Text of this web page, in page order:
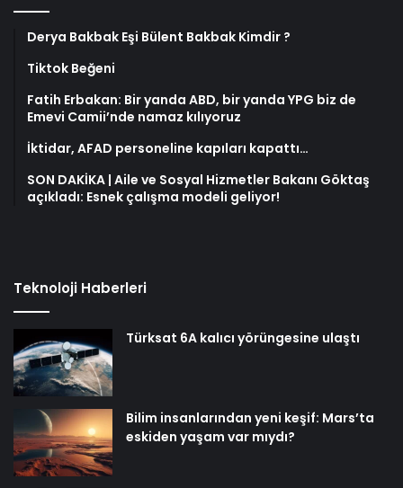
Derya Bakbak Eşi Bülent Bakbak Kimdir ?
Tiktok Beğeni
Fatih Erbakan: Bir yanda ABD, bir yanda YPG biz de
Emevi Camii’nde namaz kılıyoruz
İktidar, AFAD personeline kapıları kapattı…
SON DAKİKA | Aile ve Sosyal Hizmetler Bakanı Göktaş
açıkladı: Esnek çalışma modeli geliyor!
Teknoloji Haberleri
Türksat 6A kalıcı yörüngesine ulaştı
Bilim insanlarından yeni keşif: Mars’ta
eskiden yaşam var mıydı?